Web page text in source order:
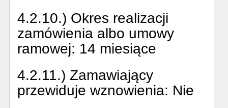
4.2.10.) Okres realizacji
zamówienia albo umowy
ramowej: 14 miesiące
4.2.11.) Zamawiający
przewiduje wznowienia: Nie